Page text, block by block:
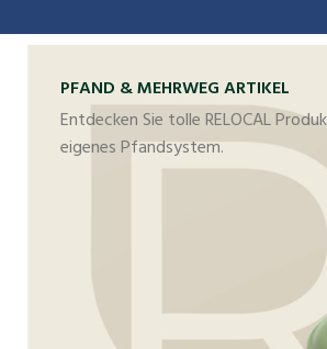
PFAND & MEHRWEG ARTIKEL
Entdecken Sie tolle RELOCAL
eigenes Pfandsystem.